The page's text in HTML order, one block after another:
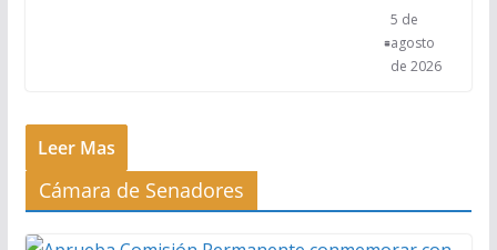
5 de
agosto
de 2026
Leer Mas
Cámara de Senadores